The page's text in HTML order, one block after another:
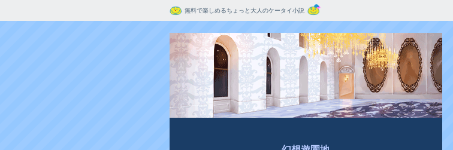
無料で楽しめるちょっと大人のケータイ小説